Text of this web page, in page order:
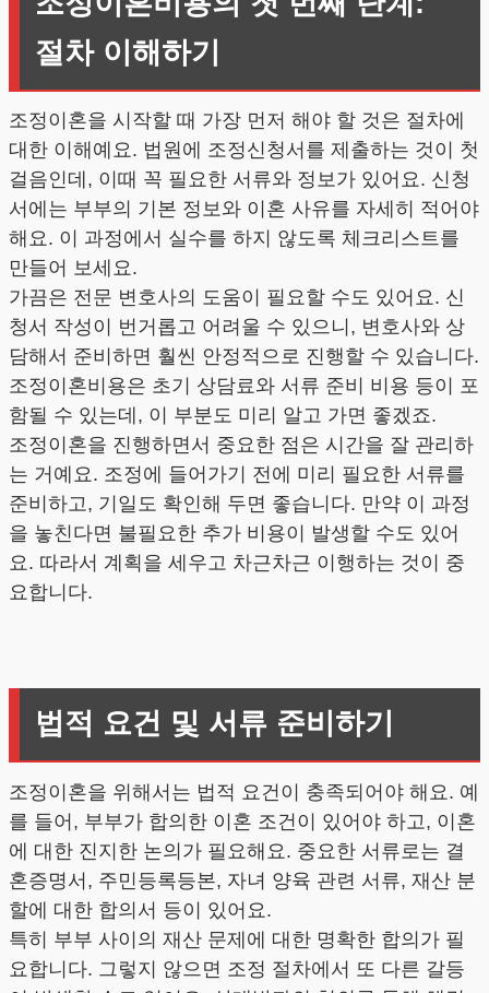
절차 이해하기
조정이혼을 시작할 때 가장 먼저 해야 할 것은 절차에
대한 이해예요. 법원에 조정신청서를 제출하는 것이 첫
걸음인데, 이때 꼭 필요한 서류와 정보가 있어요. 신청
서에는 부부의 기본 정보와 이혼 사유를 자세히 적어야
해요. 이 과정에서 실수를 하지 않도록 체크리스트를
만들어 보세요.
가끔은 전문 변호사의 도움이 필요할 수도 있어요. 신
청서 작성이 번거롭고 어려울 수 있으니, 변호사와 상
담해서 준비하면 훨씬 안정적으로 진행할 수 있습니다.
조정이혼비용은 초기 상담료와 서류 준비 비용 등이 포
함될 수 있는데, 이 부분도 미리 알고 가면 좋겠죠.
조정이혼을 진행하면서 중요한 점은 시간을 잘 관리하
는 거예요. 조정에 들어가기 전에 미리 필요한 서류를
준비하고, 기일도 확인해 두면 좋습니다. 만약 이 과정
을 놓친다면 불필요한 추가 비용이 발생할 수도 있어
요. 따라서 계획을 세우고 차근차근 이행하는 것이 중
요합니다.
법적 요건 및 서류 준비하기
조정이혼을 위해서는 법적 요건이 충족되어야 해요. 예
를 들어, 부부가 합의한 이혼 조건이 있어야 하고, 이혼
에 대한 진지한 논의가 필요해요. 중요한 서류로는 결
혼증명서, 주민등록등본, 자녀 양육 관련 서류, 재산 분
할에 대한 합의서 등이 있어요.
특히 부부 사이의 재산 문제에 대한 명확한 합의가 필
요합니다. 그렇지 않으면 조정 절차에서 또 다른 갈등